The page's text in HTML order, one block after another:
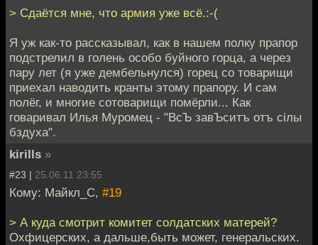
> Сдаётся мне, что армия уже всё.:-(
Я уж как-то рассказывал, как в нашем полку прапор
подстрелил в голень особо буйного горца, а через
пару лет (я уже дембельнулся) горец со товарищи
приехал наводить кранты этому прапору. И сам
полёг, и многие сотоварищи помёрли... Как
говаривал Илья Муромец - "ВсЪ завЪситъ отъ сiлы
бздуха".
kirills »
#23 | 25.06.11 23:55
Кому: Майкл_С, #19
> А куда смотрит комитет солдатских матерей?
Охфицерских, а дальше,быть может, генеральских.